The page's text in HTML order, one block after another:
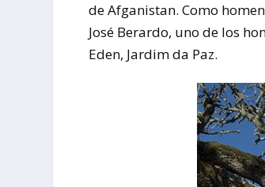
de Afganistan. Como
José Berardo, uno de los
Eden, Jardim da Paz.